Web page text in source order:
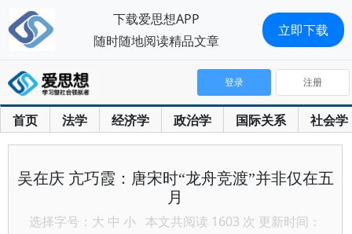
首页 法学 经济学 政治学 国际关系 社会学
登录 注册
吴在庆 亢巧霞：唐宋时“龙舟竞渡”并非仅在五
月
选择字号： 大 中 小 本文共阅读 1603 次 更新时间：
下载爱思想APP
随时随地阅读精品文章
立即下载